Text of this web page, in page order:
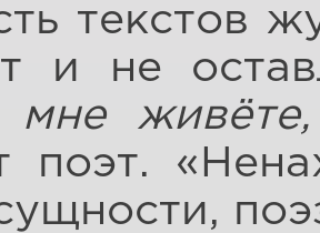
текстов
и не
мне
поэт.